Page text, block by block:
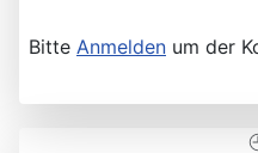
Bitte Anmelden um der